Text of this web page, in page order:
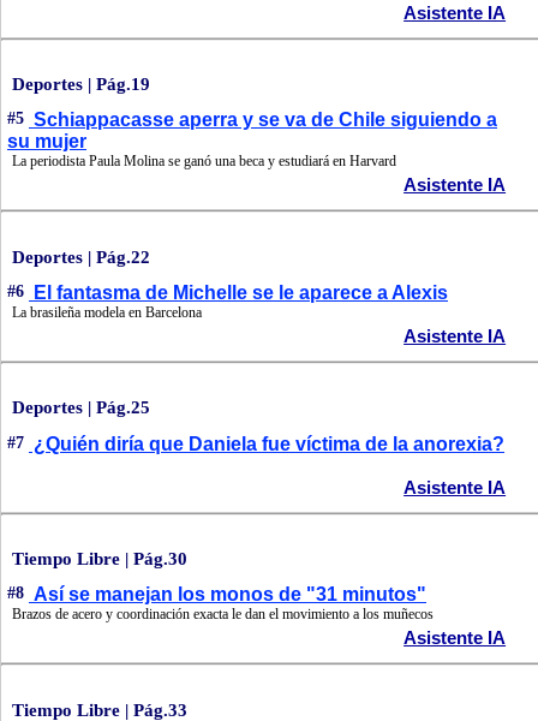
Asistente IA
Deportes | Pág.19
#5 Schiappacasse aperra y se va de Chile siguiendo a
su mujer
La periodista Paula Molina se ganó una beca y estudiará en Harvard
Asistente IA
Deportes | Pág.22
#6 El fantasma de Michelle se le aparece a Alexis
La brasileña modela en Barcelona
Asistente IA
Deportes | Pág.25
#7 ¿Quién diría que Daniela fue víctima de la anorexia?
Asistente IA
Tiempo Libre | Pág.30
#8 Así se manejan los monos de "31 minutos"
Brazos de acero y coordinación exacta le dan el movimiento a los muñecos
Asistente IA
Tiempo Libre | Pág.33